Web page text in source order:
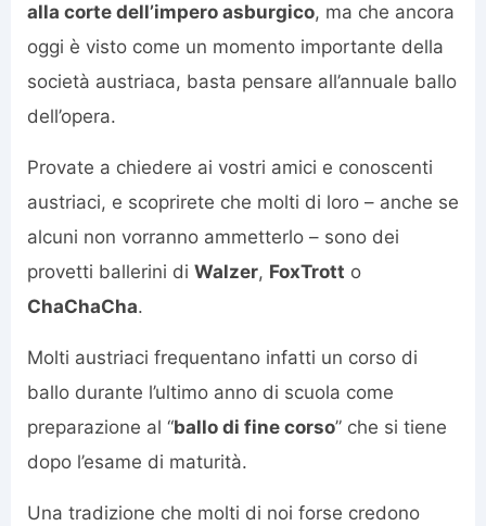
alla corte dell’impero asburgico, ma che ancora
oggi è visto come un momento importante della
società austriaca, basta pensare all’annuale ballo
dell’opera.
Provate a chiedere ai vostri amici e conoscenti
austriaci, e scoprirete che molti di loro – anche se
alcuni non vorranno ammetterlo – sono dei
provetti ballerini di Walzer, FoxTrott o
ChaChaCha.
Molti austriaci frequentano infatti un corso di
ballo durante l’ultimo anno di scuola come
preparazione al “ballo di fine corso” che si tiene
dopo l’esame di maturità.
Una tradizione che molti di noi forse credono